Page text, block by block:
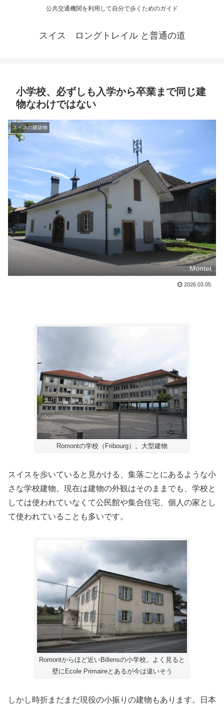
公共交通機関を利用して自分で歩くためのガイド
スイス ロングトレイル と普通の道
小学校、必ずしも入学から卒業まで同じ建
物なわけではない
スイスの建築物
Montet
2026.03.05
Romontの学校（Fribourg）。大型建物
スイスを歩いていると見かける、集落ごとにあるような小
さな学校建物。現在は建物の外観はそのままでも、学校と
しては使われていなくて公民館や集合住宅、個人の家とし
て使われていることも多いです。
Romontからほど近いBillensの小学校。よく見ると
壁にEcole Primaireとあるが今は違いそう
しかし時折まだまだ現役の小振りの建物もあります。日本